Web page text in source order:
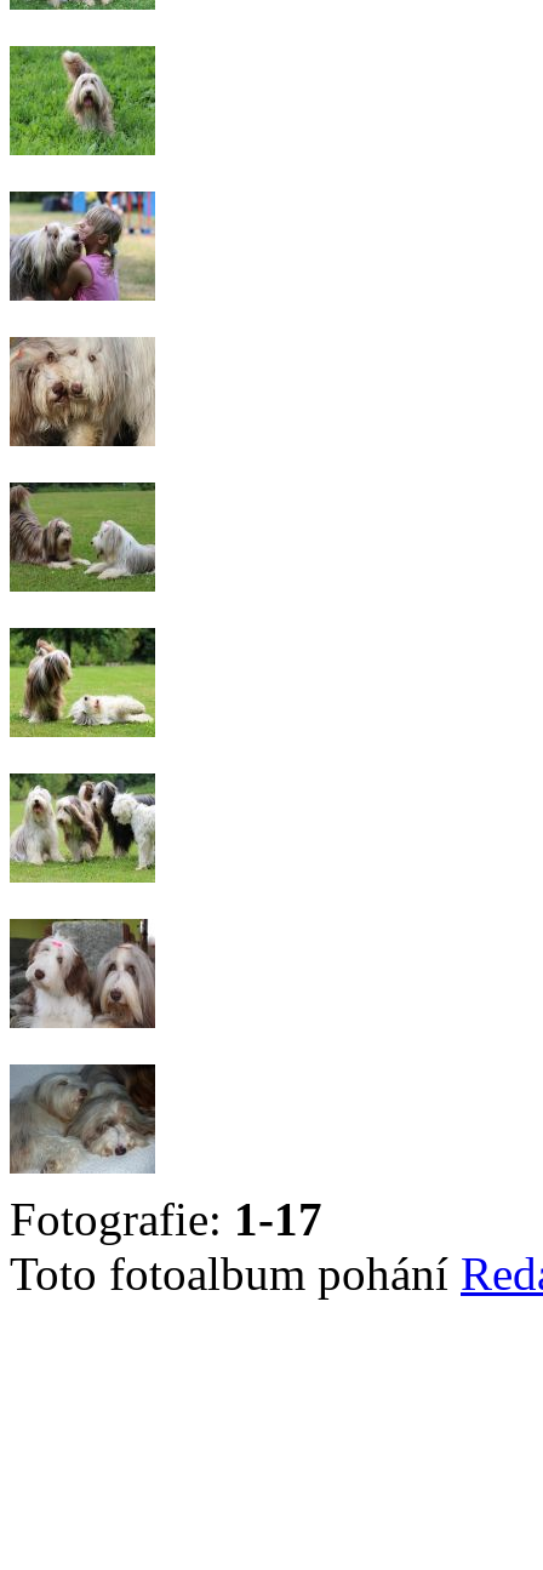
Fotografie: 1-17
Toto fotoalbum pohání